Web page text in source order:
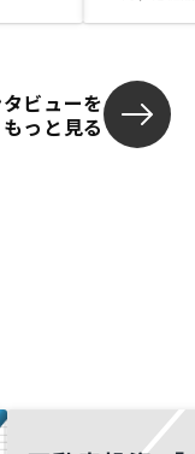
ビューを
もっと見る